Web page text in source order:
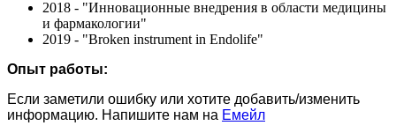
2018 - "Инновационные внедрения в области медицины
и фармакологии"
2019 - "Broken instrument in Endolife"
Опыт работы:
Если заметили ошибку или хотите добавить/изменить
информацию. Напишите нам на Емейл